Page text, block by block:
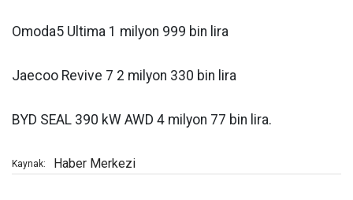
Omoda5 Ultima 1 milyon 999 bin lira
Jaecoo Revive 7 2 milyon 330 bin lira
BYD SEAL 390 kW AWD 4 milyon 77 bin lira.
Kaynak: Haber Merkezi